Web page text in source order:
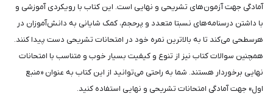
آمادگی جهت آزمون‌های تشریحی و نهایی است. این کتاب با رویکردی آموزشی و
با داشتن درسنامه‌های نسبتا متعدد و پرحجم، کمک شایانی به دانش‌آموزان در
هرسطحی می‌کند تا به بالاترین نمره خود در امتحانات تشریحی دست پیدا کنند.
همچنین سوالات کتاب نیز از تنوع و کیفیت بسیار خوب و متناسب با امتحانات
نهایی برخوردار هستند. شما به راحتی می‌توانید از این کتاب به عنوان «منبع
اول» جهت آمادگی امتحانات تشریحی و نهایی استفاده کنید.